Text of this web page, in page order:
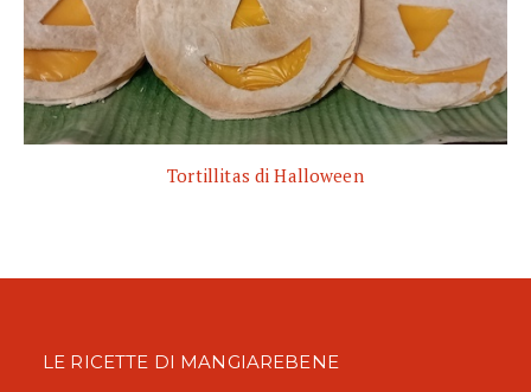
Tortillitas di Halloween
LE RICETTE DI MANGIAREBENE